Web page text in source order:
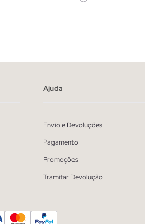
Ajuda
Envio e Devoluções
Pagamento
Promoções
Tramitar Devolução